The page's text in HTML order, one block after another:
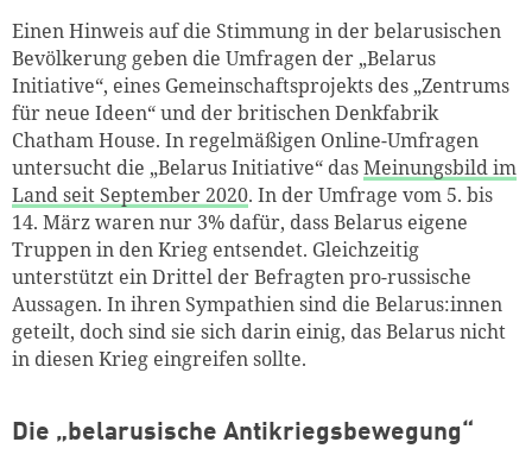
Einen Hinweis auf die Stimmung in der belarusischen
Bevölkerung geben die Umfragen der „Belarus
Initiative“, eines Gemeinschaftsprojekts des „Zentrums
für neue Ideen“ und der britischen Denkfabrik
Chatham House. In regelmäßigen Online-Umfragen
untersucht die „Belarus Initiative“ dasMeinungsbild im
Land seit September 2020. In der Umfrage vom 5. bis
14. März waren nur 3% dafür, dass Belarus eigene
Truppen in den Krieg entsendet. Gleichzeitig
unterstützt ein Drittel der Befragten pro-russische
Aussagen. In ihren Sympathien sind die Belarus:innen
geteilt, doch sind sie sich darin einig, das Belarus nicht
in diesen Krieg eingreifen sollte.
Die „belarusische Antikriegsbewegung“